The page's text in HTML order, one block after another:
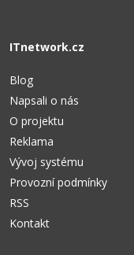
ITnetwork.cz
Blog
Napsali o nás
O projektu
Reklama
Vývoj systému
Provozní podmínky
RSS
Kontakt